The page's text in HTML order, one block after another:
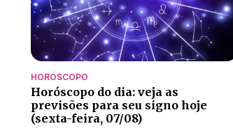
HORÓSCOPO
Horóscopo do dia: veja as
previsões para seu signo hoje
(sexta-feira, 07/08)